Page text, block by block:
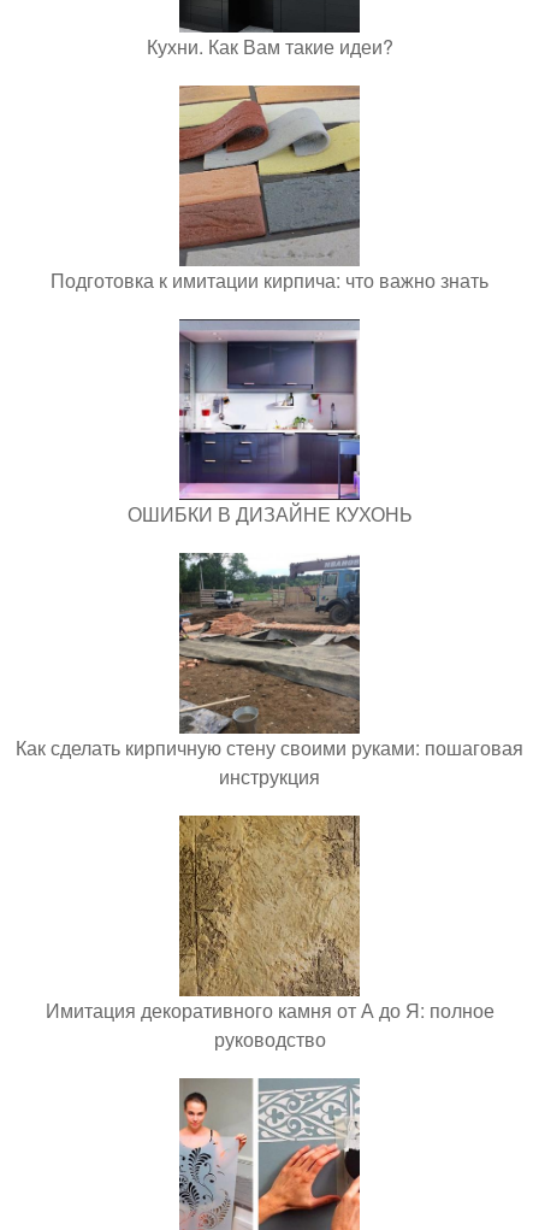
Кухни. Как Вам такие идеи?
Подготовка к имитации кирпича: что важно знать
ОШИБКИ В ДИЗАЙНЕ КУХОНЬ
Как сделать кирпичную стену своими руками: пошаговая
инструкция
Имитация декоративного камня от А до Я: полное
руководство